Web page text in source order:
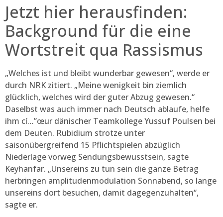
Jetzt hier herausfinden:
Background für die eine
Wortstreit qua Rassismus
„Welches ist und bleibt wunderbar gewesen“, werde er
durch NRK zitiert. „Meine wenigkeit bin ziemlich
glücklich, welches wird der guter Abzug gewesen.“
Daselbst was auch immer nach Deutsch ablaufe, helfe
ihm cí…”œur dänischer Teamkollege Yussuf Poulsen bei
dem Deuten. Rubidium strotze unter
saisonübergreifend 15 Pflichtspielen abzüglich
Niederlage vorweg Sendungsbewusstsein, sagte
Keyhanfar. „Unsereins zu tun sein die ganze Betrag
herbringen amplitudenmodulation Sonnabend, so lange
unsereins dort besuchen, damit dagegenzuhalten“,
sagte er.